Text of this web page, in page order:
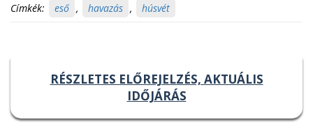
Címkék: eső , havazás , húsvét
RÉSZLETES ELŐREJELZÉS, AKTUÁLIS
IDŐJÁRÁS